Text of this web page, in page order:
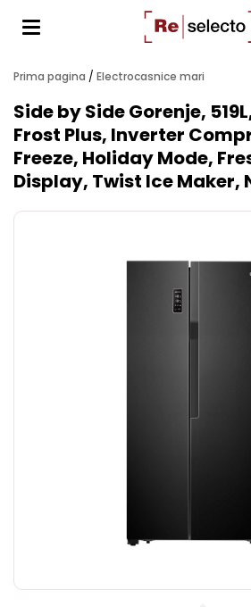
Prima pagina / Electrocasnice mari
Side by Side Gorenje,
Frost Plus, Inverter
Freeze, Holiday Mode,
Display, Twist Ice Maker,